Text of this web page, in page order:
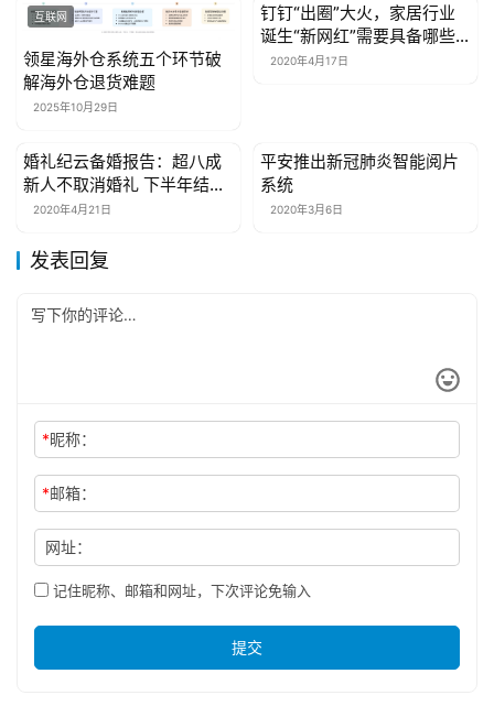
互联网
领星海外仓系统五个环节破
解海外仓退货难题
2025年10月29日
互联网
钉钉“出圈”大火，家居行业
诞生“新网红”需要具备哪些
条件？
2020年4月17日
互联网
婚礼纪云备婚报告：超八成
新人不取消婚礼 下半年结婚
扎堆
2020年4月21日
互联网
平安推出新冠肺炎智能阅片
系统
2020年3月6日
发表回复
*昵称：
*邮箱：
网址：
记住昵称、邮箱和网址，下次评论免输入
提交